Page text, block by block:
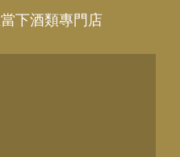
下酒類專門店